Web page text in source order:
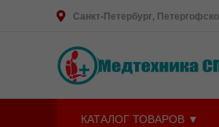
Санкт-Петербург,
КАТАЛОГ ТОВАРОВ ▼